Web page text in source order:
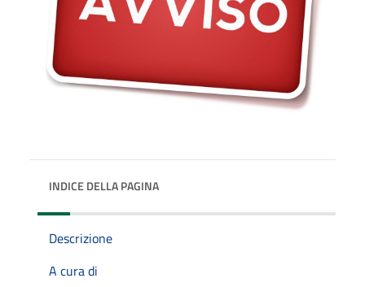
INDICE DELLA PAGINA
Descrizione
A cura di